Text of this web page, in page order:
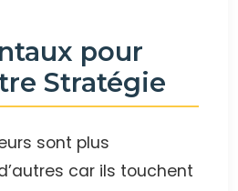
pour
Stratégie
sont plus
car ils touchent